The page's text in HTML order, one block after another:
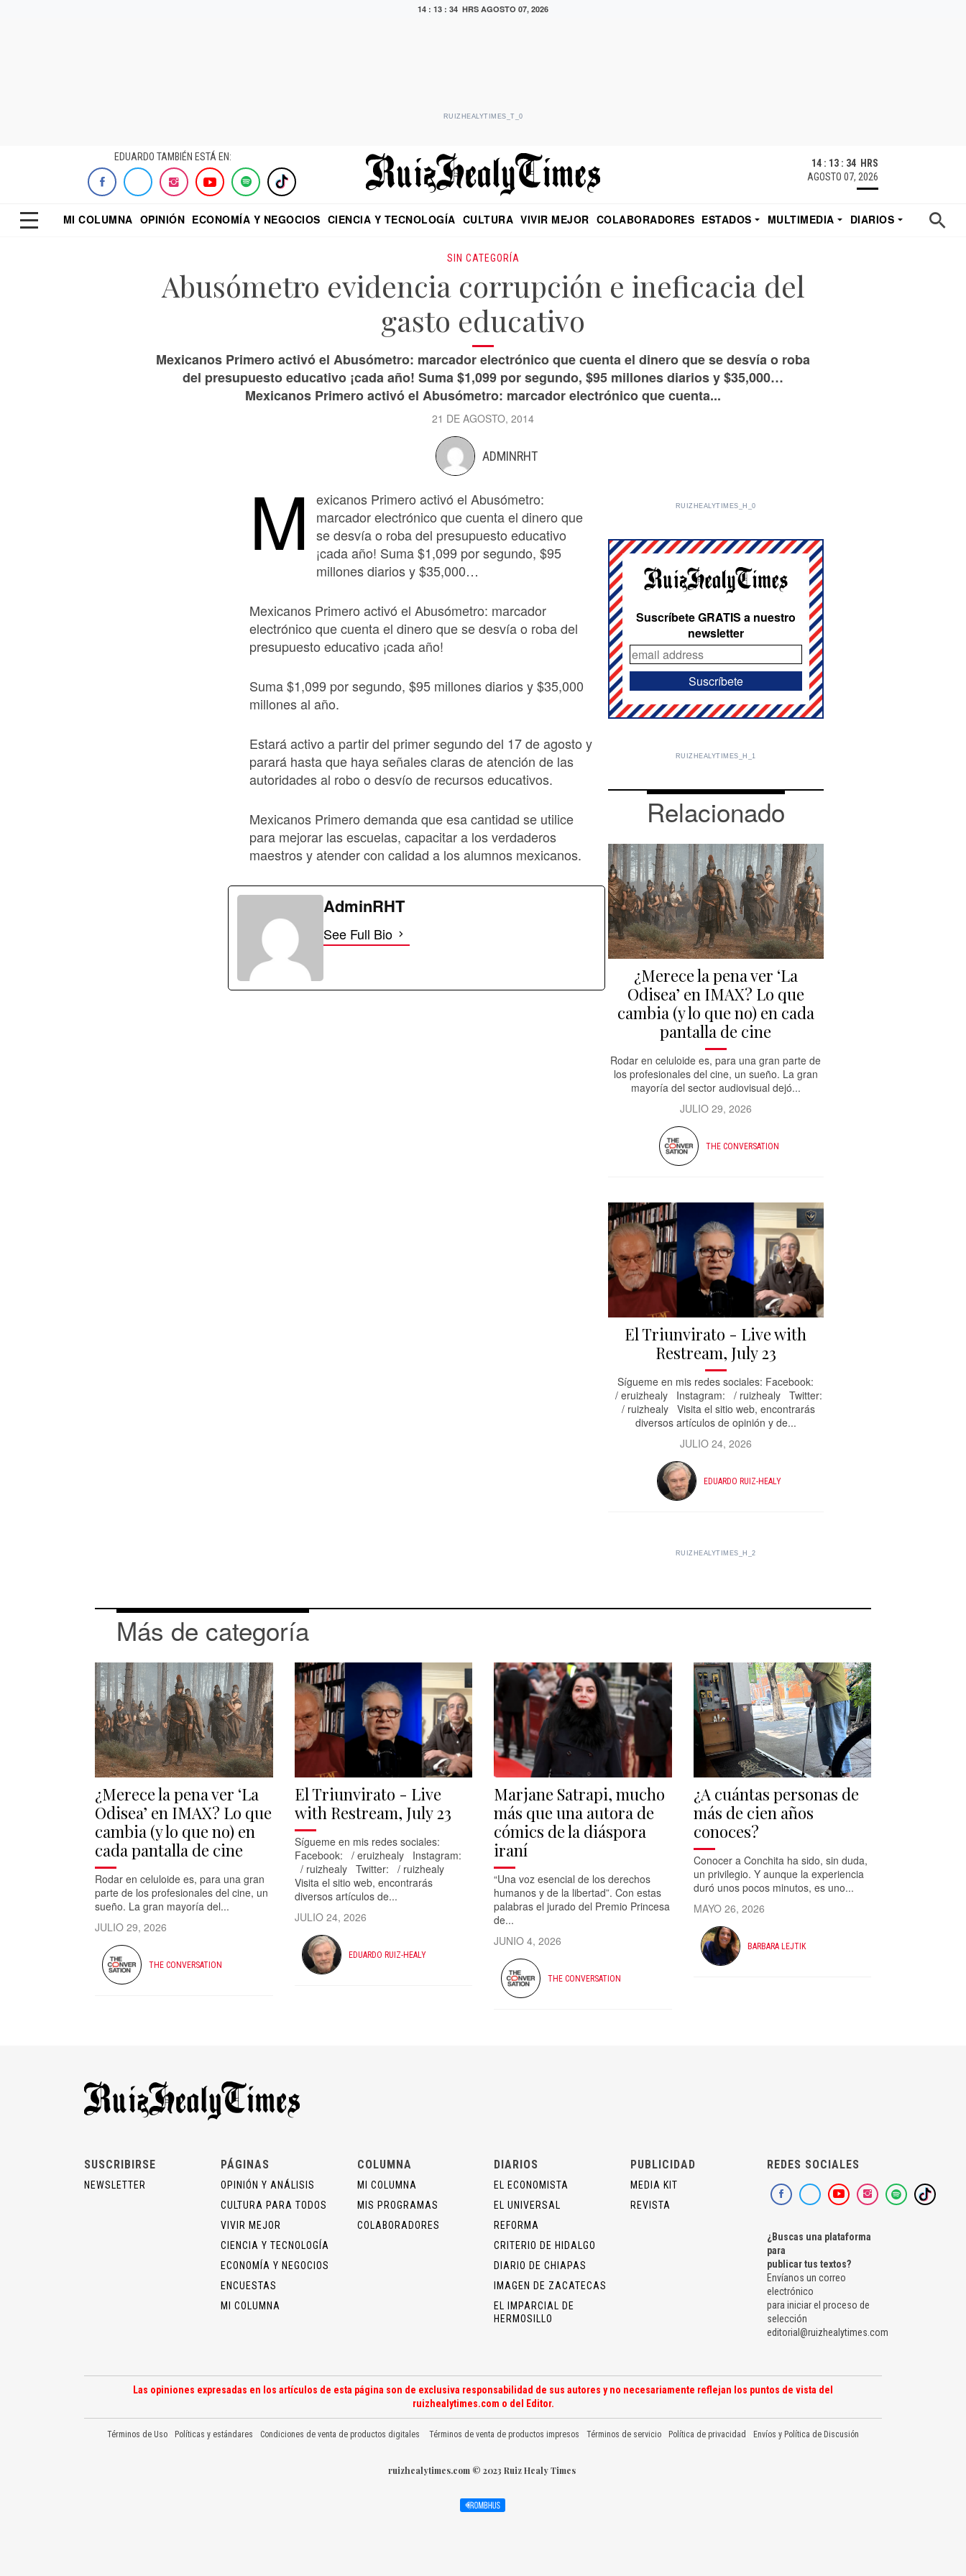
14 : 13 : 35 HRS AGOSTO 07, 2026
RUIZHEALYTIMES_T_0
EDUARDO TAMBIÉN ESTÁ EN:
14 : 13 : 35 HRS
AGOSTO 07, 2026
MI COLUMNA OPINIÓN ECONOMÍA Y NEGOCIOS CIENCIA Y TECNOLOGÍA CULTURA VIVIR MEJOR COLABORADORES ESTADOS MULTIMEDIA
DIARIOS
SIN CATEGORÍA
Abusómetro evidencia corrupción e ineficacia del
gasto educativo
Mexicanos Primero activó el Abusómetro: marcador electrónico que cuenta el dinero que se desvía o roba
del presupuesto educativo ¡cada año! Suma $1,099 por segundo, $95 millones diarios y $35,000…
Mexicanos Primero activó el Abusómetro: marcador electrónico que cuenta...
21 DE AGOSTO, 2014
ADMINRHT
M
exicanos Primero activó el Abusómetro:
marcador electrónico que cuenta el dinero que
se desvía o roba del presupuesto educativo
¡cada año! Suma $1,099 por segundo, $95
millones diarios y $35,000…
Mexicanos Primero activó el Abusómetro: marcador
electrónico que cuenta el dinero que se desvía o roba del
presupuesto educativo ¡cada año!
Suma $1,099 por segundo, $95 millones diarios y $35,000
millones al año.
Estará activo a partir del primer segundo del 17 de agosto y
parará hasta que haya señales claras de atención de las
autoridades al robo o desvío de recursos educativos.
Mexicanos Primero demanda que esa cantidad se utilice
para mejorar las escuelas, capacitar a los verdaderos
maestros y atender con calidad a los alumnos mexicanos.
AdminRHT
See Full Bio
RUIZHEALYTIMES_H_0
Suscríbete GRATIS a nuestro
newsletter
RUIZHEALYTIMES_H_1
Relacionado
¿Merece la pena ver ‘La
Odisea’ en IMAX? Lo que
cambia (y lo que no) en cada
pantalla de cine
Rodar en celuloide es, para una gran parte de
los profesionales del cine, un sueño. La gran
mayoría del sector audiovisual dejó...
JULIO 29, 2026
THE CONVERSATION
El Triunvirato - Live with
Restream, July 23
Sígueme en mis redes sociales: Facebook:
/ eruizhealy Instagram: / ruizhealy Twitter:
/ ruizhealy Visita el sitio web, encontrarás
diversos artículos de opinión y de...
JULIO 24, 2026
EDUARDO RUIZ-HEALY
RUIZHEALYTIMES_H_2
Más de categoría
¿Merece la pena ver ‘La
Odisea’ en IMAX? Lo que
cambia (y lo que no) en
cada pantalla de cine
Rodar en celuloide es, para una gran
parte de los profesionales del cine, un
sueño. La gran mayoría del...
JULIO 29, 2026
THE CONVERSATION
El Triunvirato - Live
with Restream, July 23
Sígueme en mis redes sociales:
Facebook: / eruizhealy Instagram:
/ ruizhealy Twitter: / ruizhealy
Visita el sitio web, encontrarás
diversos artículos de...
JULIO 24, 2026
EDUARDO RUIZ-HEALY
Marjane Satrapi, mucho
más que una autora de
cómics de la diáspora
iraní
“Una voz esencial de los derechos
humanos y de la libertad”. Con estas
palabras el jurado del Premio Princesa
de...
JUNIO 4, 2026
THE CONVERSATION
¿A cuántas personas de
más de cien años
conoces?
Conocer a Conchita ha sido, sin duda,
un privilegio. Y aunque la experiencia
duró unos pocos minutos, es uno...
MAYO 26, 2026
BARBARA LEJTIK
SUSCRIBIRSE
NEWSLETTER
PÁGINAS
OPINIÓN Y ANÁLISIS
CULTURA PARA TODOS
VIVIR MEJOR
CIENCIA Y TECNOLOGÍA
ECONOMÍA Y NEGOCIOS
ENCUESTAS
MI COLUMNA
COLUMNA
MI COLUMNA
MIS PROGRAMAS
COLABORADORES
DIARIOS
EL ECONOMISTA
EL UNIVERSAL
REFORMA
CRITERIO DE HIDALGO
DIARIO DE CHIAPAS
IMAGEN DE ZACATECAS
EL IMPARCIAL DE
HERMOSILLO
PUBLICIDAD
MEDIA KIT
REVISTA
REDES SOCIALES
¿Buscas una plataforma
para
publicar tus textos?
Envíanos un correo
electrónico
para iniciar el proceso de
selección
editorial@ruizhealytimes.com
Las opiniones expresadas en los artículos de esta página son de exclusiva responsabilidad de sus autores y no necesariamente reflejan los puntos de vista del
ruizhealytimes.com o del Editor.
Términos de Uso Políticas y estándares Condiciones de venta de productos digitales Términos de venta de productos impresos Términos de servicio Política de privacidad Envíos y Política de Discusión
ruizhealytimes.com © 2023 Ruiz Healy Times